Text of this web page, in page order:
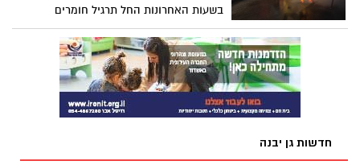
בשעות האחרונות החל תרגיל חומרים
מסוכנים סמוך למפעל מעדנות בגן יבנה.
תנועה ערה של רכבי כיבוי אש באזור
חדשות גן יבנה